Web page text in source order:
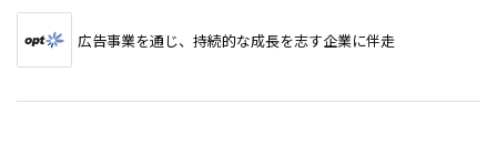
広告事業を通じ、持続的な成長を志す企業に伴走